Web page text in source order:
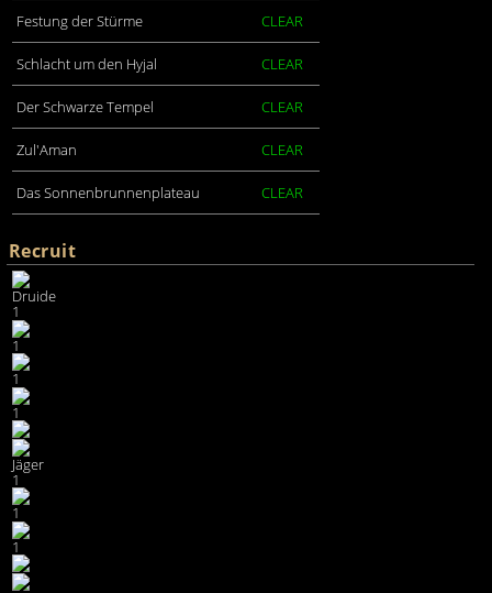
Festung der Stürme CLEAR
Schlacht um den Hyjal CLEAR
Der Schwarze Tempel CLEAR
Zul'Aman CLEAR
Das Sonnenbrunnenplateau CLEAR
Recruit
Druide
1
1
1
1
Jäger
1
1
1